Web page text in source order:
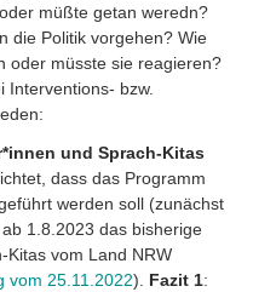
müßte getan weredn?
die Politik vorgehen? Wie
oder müsste sie reagieren?
Interventions- bzw.
und Sprach-Kitas
dass das Programm
werden soll (zunächst
1.8.2023 das bisherige
Kitas vom Land NRW
vom 25.11.2022). Fazit 1: